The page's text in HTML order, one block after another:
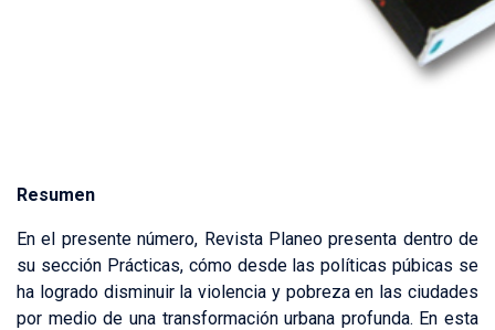
Resumen
En el presente número, Revista Planeo presenta dentro de
su sección Prácticas, cómo desde las políticas púbicas se
ha logrado disminuir la violencia y pobreza en las ciudades
por medio de una transformación urbana profunda. En esta